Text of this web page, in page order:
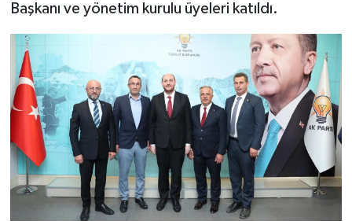
Başkanı ve yönetim kurulu üyeleri katıldı.